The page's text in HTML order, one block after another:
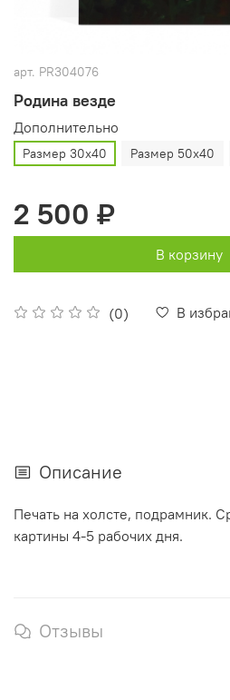
арт. PR304076
Родина везде
(0) В
Дополнительно
Размер 30х40 Размер 50х40
2 500 ₽
В корзину
Описание
Печать на холсте, подрамник.
картины 4-5 рабочих дня.
Отзывы